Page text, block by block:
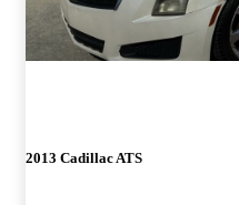
2013 Cadillac ATS